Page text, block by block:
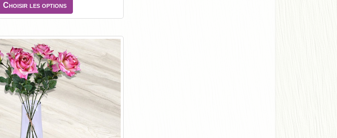
Choisir les options